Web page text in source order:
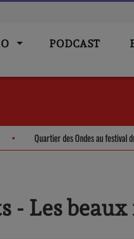
PODCAST
Quartier des Ondes au
Les